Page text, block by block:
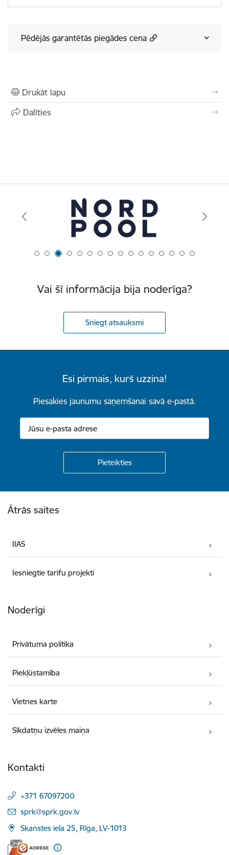
Pēdējās garantētās piegādes cena
Drukāt lapu
Dalīties
Vai šī informācija bija noderīga?
Sniegt atsauksmi
Esi pirmais, kurš uzzina!
Piesakies jaunumu saņemšanai savā e-pastā.
Ātrās saites
IIAS
Iesniegtie tarifu projekti
Noderīgi
Privātuma politika
Piekļūstamība
Vietnes karte
Sīkdatņu izvēles maiņa
Kontakti
+371 67097200
E-pasts:
sprk@sprk.gov.lv
Skanstes iela 25, Rīga, LV-1013